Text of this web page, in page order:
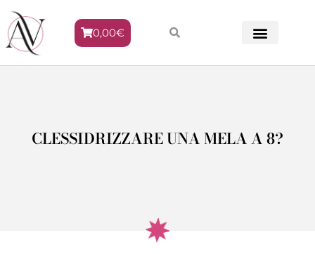
0,00€
CLESSIDRIZZARE UNA MELA A 8?